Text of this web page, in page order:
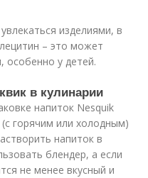
изделиями, в
– это может
особенно у детей.
в кулинарии
напиток Nesquik
горячим или холодным)
напиток в
блендер, а если
не менее вкусный и